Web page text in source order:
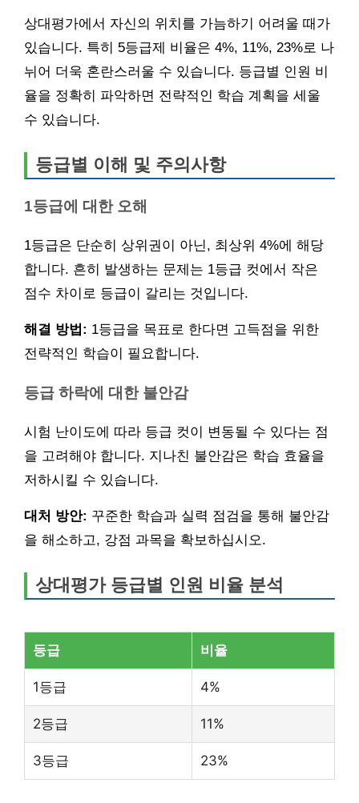
상대평가에서 자신의 위치를 가늠하기 어려울 때가
있습니다. 특히 5등급제 비율은 4%, 11%, 23%로 나
뉘어 더욱 혼란스러울 수 있습니다. 등급별 인원 비
율을 정확히 파악하면 전략적인 학습 계획을 세울
수 있습니다.
등급별 이해 및 주의사항
1등급에 대한 오해
1등급은 단순히 상위권이 아닌, 최상위 4%에 해당
합니다. 흔히 발생하는 문제는 1등급 컷에서 작은
점수 차이로 등급이 갈리는 것입니다.
해결 방법: 1등급을 목표로 한다면 고득점을 위한
전략적인 학습이 필요합니다.
등급 하락에 대한 불안감
시험 난이도에 따라 등급 컷이 변동될 수 있다는 점
을 고려해야 합니다. 지나친 불안감은 학습 효율을
저하시킬 수 있습니다.
대처 방안: 꾸준한 학습과 실력 점검을 통해 불안감
을 해소하고, 강점 과목을 확보하십시오.
상대평가 등급별 인원 비율 분석
등급 비율
1등급 4%
2등급 11%
3등급 23%